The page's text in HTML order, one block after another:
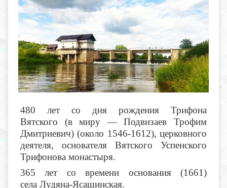
480 лет со дня рождения Трифона
Вятского (в миру — Подвизаев Трофим
Дмитриевич) (около 1546-1612), церковного
деятеля, основателя Вятского Успенского
Трифонова монастыря.
365 лет со времени основания (1661)
села Лудяна-Ясашинская.